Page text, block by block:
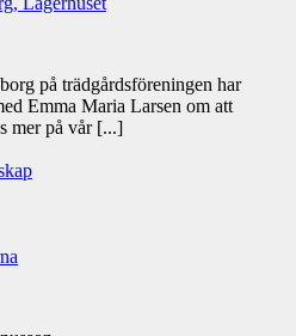
på trädgårdsföreningen har
Emma Maria Larsen om att
mer på vår [...]